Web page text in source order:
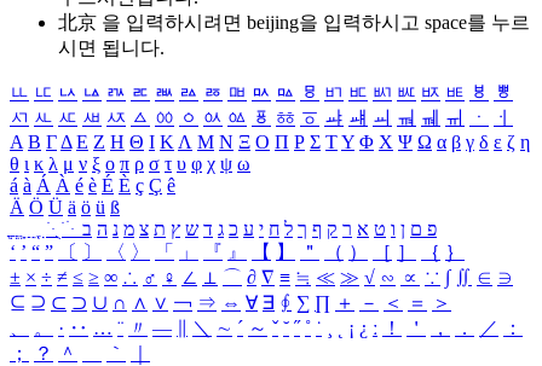
北京 을 입력하시려면 beijing을 입력하시고 space를 누르
시면 됩니다.
ㅥ ㅦ ㅧ ㅨ ㅩ ㅪ ㅫ ㅬ ㅭ ㅮ ㅯ ㅰ ㅱ ㅲ ㅳ ㅴ ㅵ ㅶ ㅷ ㅸ
ㅹ
ㅺ ㅻ ㅼ ㅽ ㅾ ㅿ ㆀ ㆁ ㆂ ㆃ ㆄ ㆅ ㆆ ㆇ ㆈ ㆉ ㆊ ㆋ ㆌ ㆍ
ㆎ
Α Β ΓΔ Ε Ζ Η Θ Ι ΚΛ Μ Ν Ξ Ο Π Ρ Σ ΤΥ Φ Χ Ψ Ω α β γ δ ε ζ η
θ ι κ λ μ ν ξ ο π ρ σ τ υ φ χ ψ ω
á à Á À é è É È ç Ç ê
Ä Ö Ü ä ö ü ß
ִֶֹ ֻּ ׁׂ פ ם ן ו ט א ר ק ף ך ל ח י ע כ ג ד ש ץ ת צ מ נ ה ב
‘ ’ “ ” 〔 〕 〈 〉 「 」 『 』 【 】 ＂ （ ） ［ ］ ｛ ｝
± × ÷ ≠ ≤ ≥ ∞ ∴ ♂ ♀ ∠ ⊥ ⌒ ∂ ∇ ≡ ≒ ≪ ≫ √ ∽ ∝ ∵ ∫ ∬ ∈ ∋
⊆ ⊇ ⊂ ⊃ ∪ ∩ ∧ ∨ ￢ ⇒ ⇔ ∀ ∃ ∮ ∑ ∏ ＋ － ＜ ＝
＞
、
。 · ‥ … ¨ 〃 ― ＼ ∼ ´ ～ ˇ ˘ ˝ ˚ ˙ ¸ ¡ ¿ ː ！ ＇ ， ． ／
：
；
？ ＾ ｀